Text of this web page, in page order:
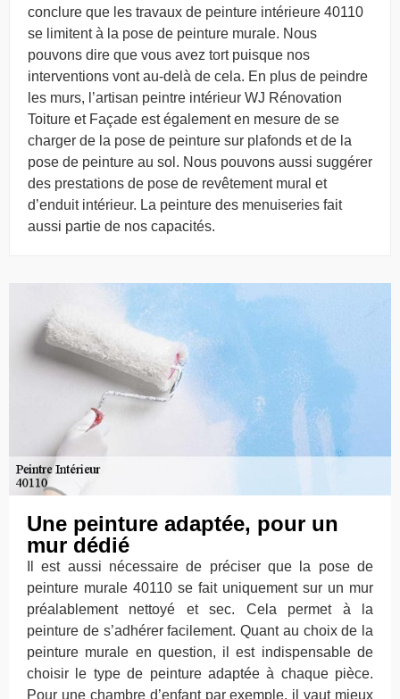
conclure que les travaux de peinture intérieure 40110
se limitent à la pose de peinture murale. Nous
pouvons dire que vous avez tort puisque nos
interventions vont au-delà de cela. En plus de peindre
les murs, l’artisan peintre intérieur WJ Rénovation
Toiture et Façade est également en mesure de se
charger de la pose de peinture sur plafonds et de la
pose de peinture au sol. Nous pouvons aussi suggérer
des prestations de pose de revêtement mural et
d’enduit intérieur. La peinture des menuiseries fait
aussi partie de nos capacités.
Une peinture adaptée, pour un
mur dédié
Il est aussi nécessaire de préciser que la pose de
peinture murale 40110 se fait uniquement sur un mur
préalablement nettoyé et sec. Cela permet à la
peinture de s’adhérer facilement. Quant au choix de la
peinture murale en question, il est indispensable de
choisir le type de peinture adaptée à chaque pièce.
Pour une chambre d’enfant par exemple, il vaut mieux